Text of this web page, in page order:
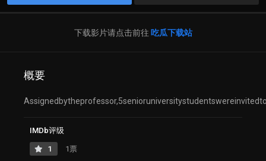
下载影片请点击前往 吃瓜下载站
概要
IMDb评级
1 1票